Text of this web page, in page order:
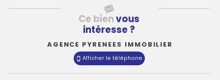
Ce bien vous
intéresse ?
AGENCE PYRENEES IMMOBILIER
Afficher le téléphone